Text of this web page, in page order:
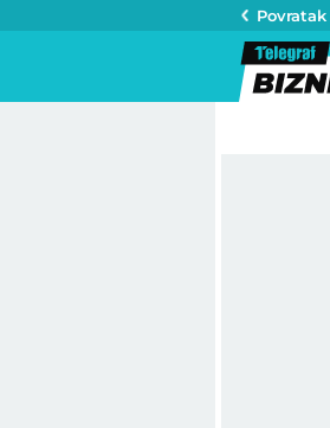
Povratak